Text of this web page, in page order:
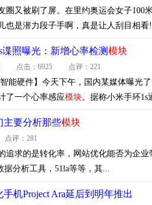
圈又被刷了屏。在里约奥运会女子100
儿也是潜力段子手啊，真是让人刮
谍照曝光：新增心率检测模块
点击：6925 点评：221
智能硬件】今天下午，国内某媒体曝光
了一个心率感应模块。据称小米手环1s
主要分析那些模块
评：281
追求的是转化率，网站优化能否为企
据分析工具，51la等等，其...
手机Project Ara延后到明年推出